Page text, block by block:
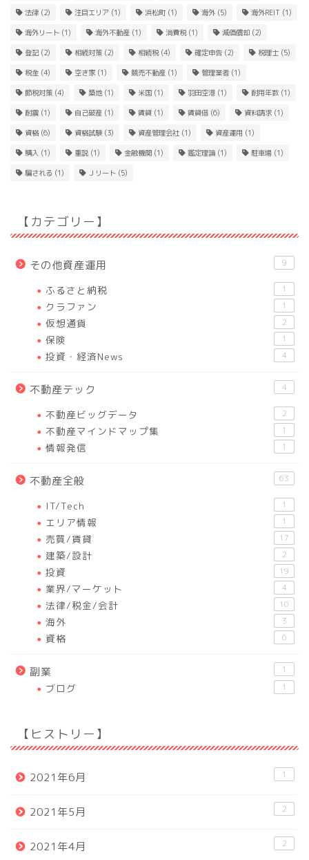
法律 (2) 注目エリア (1) 浜松町 (1) 海外 (5) 海外REIT (1)
海外リート (1) 海外不動産 (1) 消費税(1) 減価償却 (2)
登記(2) 相続対策 (2) 相続税(4) 確定申告 (2) 税理士 (5)
税金 (4) 空き家 (1) 競売不動産 (1) 管理業者 (1)
節税対策 (4) 築地(1) 米国 (1) 羽田空港 (1) 耐用年数 (1)
耐震 (1) 自己破産 (1) 賃貸 (1) 賃貸借 (6) 資料請求 (1)
資格(6) 資格試験 (3) 資産管理会社 (1) 資産運用 (1)
購入 (1) 重説 (1) 金融機関 (1) 鑑定理論 (1) 駐車場 (1)
騙される (1) Ｊリート (5)
【カテゴリー】
その他資産運用 9
ふるさと納税 1
クラファン 1
仮想通貨 2
保険 1
投資・経済News 4
不動産テック 4
不動産ビッグデータ 2
不動産マインドマップ集 1
情報発信 1
不動産全般 63
IT/Tech 1
エリア情報 1
売買/賃貸 17
建築/設計 2
投資 19
業界/マーケット 4
法律/税金/会計 10
海外 3
資格 6
副業 1
ブログ 1
【ヒストリー】
2021年6月 1
2021年5月 2
2021年4月 2